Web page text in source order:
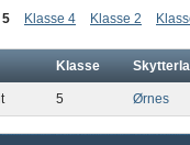
5 Klasse 4 Klasse 2
Klasse
5 Ørnes